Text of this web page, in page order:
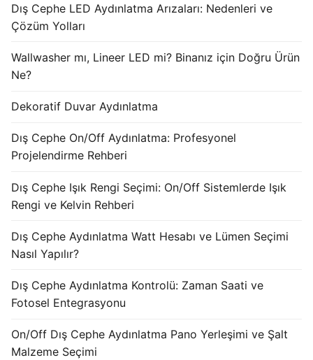
Cephe Animasyon WallWasher Serisi
İLETİŞİM & SİPARİŞ
Turkish
Russian
French
Dış Cephe LED Aydınlatma Arızaları: Nedenleri ve
Çözüm Yolları
Wallwasher mı, Lineer LED mi? Binanız için Doğru Ürün
Ne?
Dekoratif Duvar Aydınlatma
Dış Cephe On/Off Aydınlatma: Profesyonel
Projelendirme Rehberi
Dış Cephe Işık Rengi Seçimi: On/Off Sistemlerde Işık
Rengi ve Kelvin Rehberi
Dış Cephe Aydınlatma Watt Hesabı ve Lümen Seçimi
Nasıl Yapılır?
Dış Cephe Aydınlatma Kontrolü: Zaman Saati ve
Fotosel Entegrasyonu
On/Off Dış Cephe Aydınlatma Pano Yerleşimi ve Şalt
Malzeme Seçimi